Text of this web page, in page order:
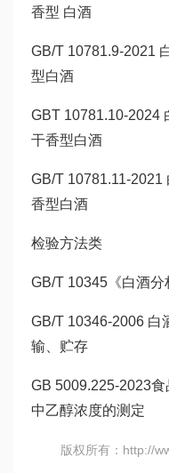
香型 白酒
GB/T 10781.9-2021
型白酒
GBT 10781.10-2024
干香型白酒
GB/T 10781.11-2021
香型白酒
检验方法类
GB/T 10345《白酒分
GB/T 10346-2006 白
输、贮存
GB 5009.225-2023
中乙醇浓度的测定
版权所有：http://